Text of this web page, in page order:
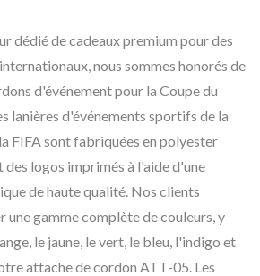
dédié de cadeaux premium pour des
nous sommes honorés de
d'événement pour la Coupe du
lanières d'événements sportifs de la
FIFA sont fabriquées en polyester
logos imprimés à l'aide d'une
de haute qualité. Nos clients
une gamme complète de couleurs, y
le jaune, le vert, le bleu, l'indigo et
attache de cordon ATT-05. Les